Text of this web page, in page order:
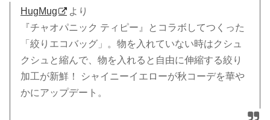
HugMug
より
『チャオパニック ティピー』とコラボしてつくった
「絞りエコバッグ」。物を入れていない時はクシュ
クシュと縮んで、物を入れると自由に伸縮する絞り
加工が新鮮！ シャイニーイエローが秋コーデを華や
かにアップデート。